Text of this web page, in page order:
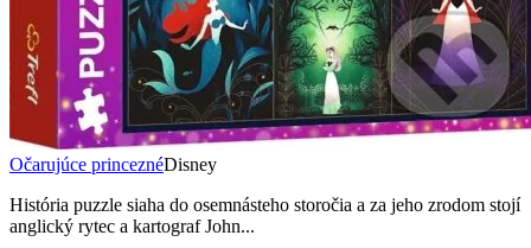
Očarujúce princeznéDisney
História puzzle siaha do osemnásteho storočia a za jeho zrodom stojí
anglický rytec a kartograf John...